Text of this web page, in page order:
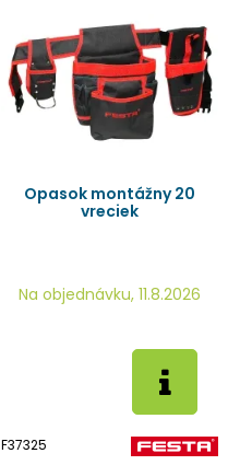
Opasok montážny 20
vreciek
Na objednávku, 11.8.2026
F37325